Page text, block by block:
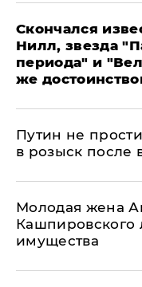
Скончался
Нилл, звезда
периода" и
же
Путин не
в розыск после
Молодая жена
Кашпировского
имущества